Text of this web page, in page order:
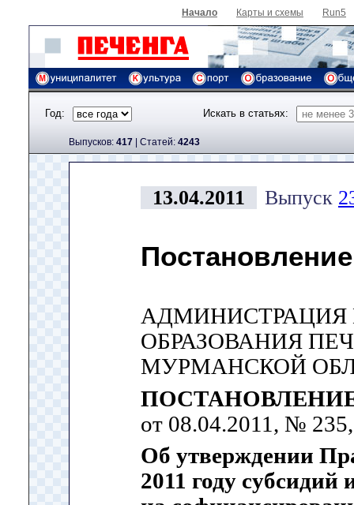
Начало Карты и схемы Run5
Год: Искать в статьях:
Выпусков: 417 | Cтатей: 4243
13.04.2011 Выпуск
ОБРАЗОВАНИЯ
МУРМАНСКОЙ
от 08.04.2011, №
Об утверждении
2011 году субсидий